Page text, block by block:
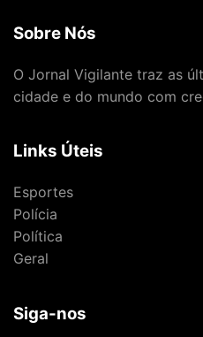
Sobre Nós
O Jornal Vigilante traz as
cidade e do mundo com
Links Úteis
Esportes
Polícia
Política
Geral
Siga-nos